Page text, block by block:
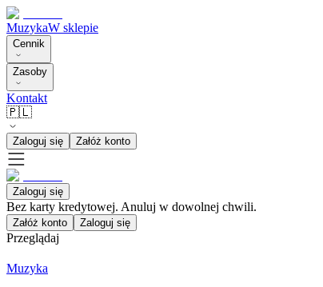
MuzykaW sklepie
Cennik
Zasoby
Kontakt
🇵🇱
Zaloguj się Załóż konto
Zaloguj się
Bez karty kredytowej. Anuluj w dowolnej chwili.
Załóż konto Zaloguj się
Przeglądaj
Muzyka